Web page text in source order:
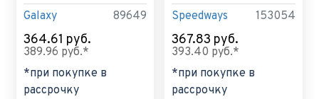
Galaxy 89649
364.61 руб.
389.96 руб.*
*при покупке в
рассрочку
Speedways 153054
367.83 руб.
393.40 руб.*
*при покупке в
рассрочку